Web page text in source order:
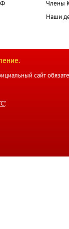
Члены
Наши
сайт
.